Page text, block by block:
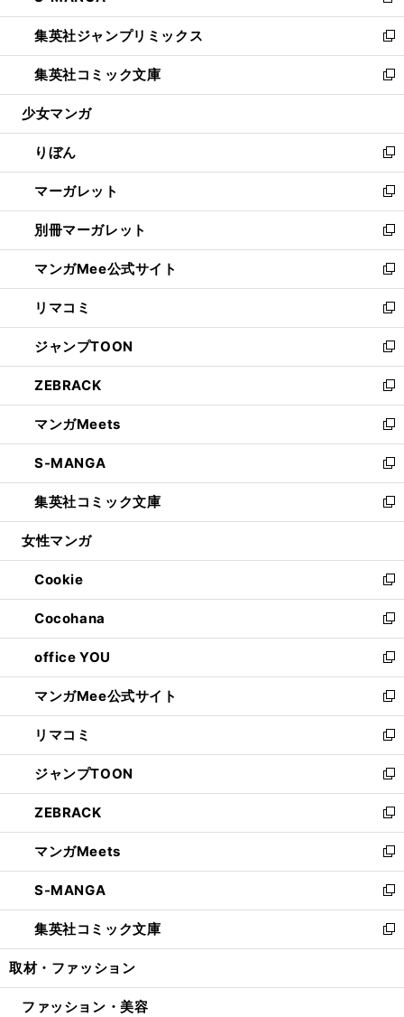
開
く
ウ
で
開
く
ン
ド
ウ
で
開
ウ
ィ
ン
ド
ウ
開
く
し
い
ウ
ィ
ン
ウ
で
開
く
集英社ジャンプリミックス
新
し
い
ウ
ン
ド
ウ
で
開
く
集英社コミック文庫
新
し
ウ
ィ
ン
ド
ウ
で
開
く
少女マンガ
りぼん
新
し
い
ウ
ィ
ン
ド
ウ
で
開
く
マーガレット
新
し
い
ウ
ィ
ン
ド
ウ
で
開
く
別冊マーガレット
新
し
い
ウ
ィ
ン
ド
ウ
で
開
く
マンガMee公式サイト
新
し
い
ウ
ィ
ン
ド
ウ
で
開
く
リマコミ
新
し
い
ウ
ィ
ン
ド
ウ
で
開
く
ジャンプTOON
新
し
い
ウ
ィ
ン
ド
ウ
で
開
ZEBRACK
新
し
い
ウ
ィ
ン
ド
ウ
開
く
マンガMeets
新
し
い
ウ
ィ
ン
ウ
で
開
く
S-MANGA
新
し
い
ウ
ン
ド
ウ
で
開
く
集英社コミック文庫
新
し
ウ
ィ
ン
ド
ウ
で
開
く
女性マンガ
Cookie
新
し
い
ウ
ィ
ン
ド
ウ
で
開
く
Cocohana
新
し
い
ウ
ィ
ン
ド
ウ
で
開
く
office YOU
新
し
い
ウ
ィ
ン
ド
ウ
で
開
く
マンガMee公式サイト
新
し
い
ウ
ィ
ン
ド
ウ
で
開
く
リマコミ
新
し
い
ウ
ィ
ン
ド
ウ
で
開
く
ジャンプTOON
新
し
い
ウ
ィ
ン
ド
ウ
で
開
ZEBRACK
新
し
い
ウ
ィ
ン
ド
ウ
開
マンガMeets
新
し
い
ウ
ィ
ン
ウ
S-MANGA
新
し
い
ウ
ン
集英社コミック文庫
新
し
ウ
取材・ファッション
ファッション・美容